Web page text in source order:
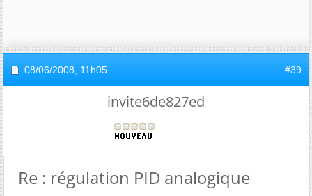
08/06/2008, 11h05 #39
invite6de827ed
Re : régulation PID analogique